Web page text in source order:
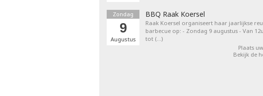
Zondag
9
Augustus
BBQ Raak Koersel
Raak Koersel organiseert haar jaarlijkse
barbecue op: - Zondag 9 augustus - Van 12u
tot (…)
Plaats
Bekijk de